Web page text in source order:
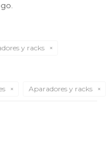
y racks
Aparadores y racks